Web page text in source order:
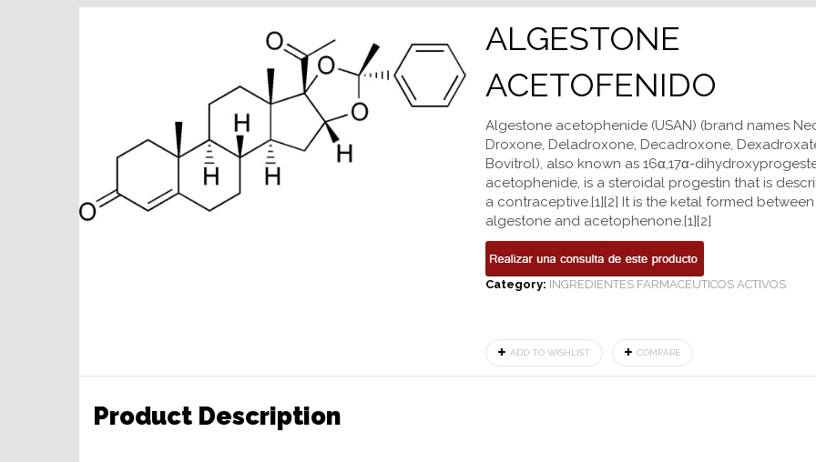
ALGESTONE
ACETOFENIDO
Algestone acetophenide (USAN) (brand names
Droxone, Deladroxone, Decadroxone,
Bovitrol), also known as 16α,17α-
acetophenide, is a steroidal progestin that is
a contraceptive.[1][2] It is the ketal formed between
algestone and acetophenone.[1][2]
Category: INGREDIENTES FARMACÉUTICOS ACTIVOS
ADD TO WISHLIST COMPARE
Product Description